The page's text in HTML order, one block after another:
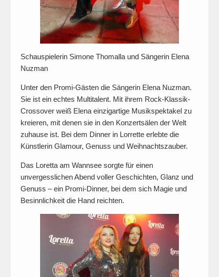
Schauspielerin Simone Thomalla und Sängerin Elena
Nuzman
Unter den Promi-Gästen die Sängerin Elena Nuzman.
Sie ist ein echtes Multitalent. Mit ihrem Rock-Klassik-
Crossover weiß Elena einzigartige Musikspektakel zu
kreieren, mit denen sie in den Konzertsälen der Welt
zuhause ist. Bei dem Dinner in Lorrette erlebte die
Künstlerin Glamour, Genuss und Weihnachtszauber.
Das Loretta am Wannsee sorgte für einen
unvergesslichen Abend voller Geschichten, Glanz und
Genuss – ein Promi-Dinner, bei dem sich Magie und
Besinnlichkeit die Hand reichten.